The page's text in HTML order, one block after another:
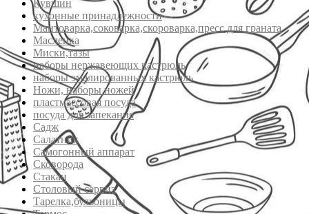
Кувшин
кухонные принадлежности
Мантоварка,соковарка,скороварка,пресс для граната
Масленка
Миски,тазы
наборы нержавеющих кастрюль
наборы эмалированных кастрюль
Ножи, наборы ножей
пластмассовая посуда
посуда для запекания
Садж
Салатник
Самогонный аппарат
Сковорода
Стакан
Столовый сервиз
Тарелка,бульоницы